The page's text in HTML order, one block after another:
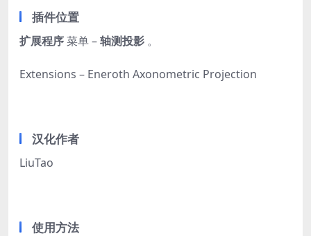
插件位置
扩展程序菜单 –轴测投影 。
Extensions – Eneroth Axonometric Projection
汉化作者
LiuTao
使用方法